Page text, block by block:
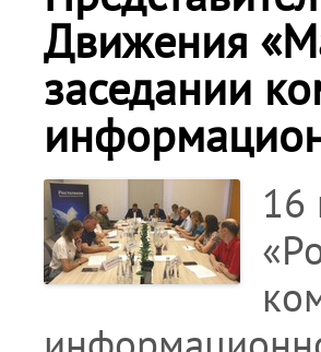
Движения
заседании
16